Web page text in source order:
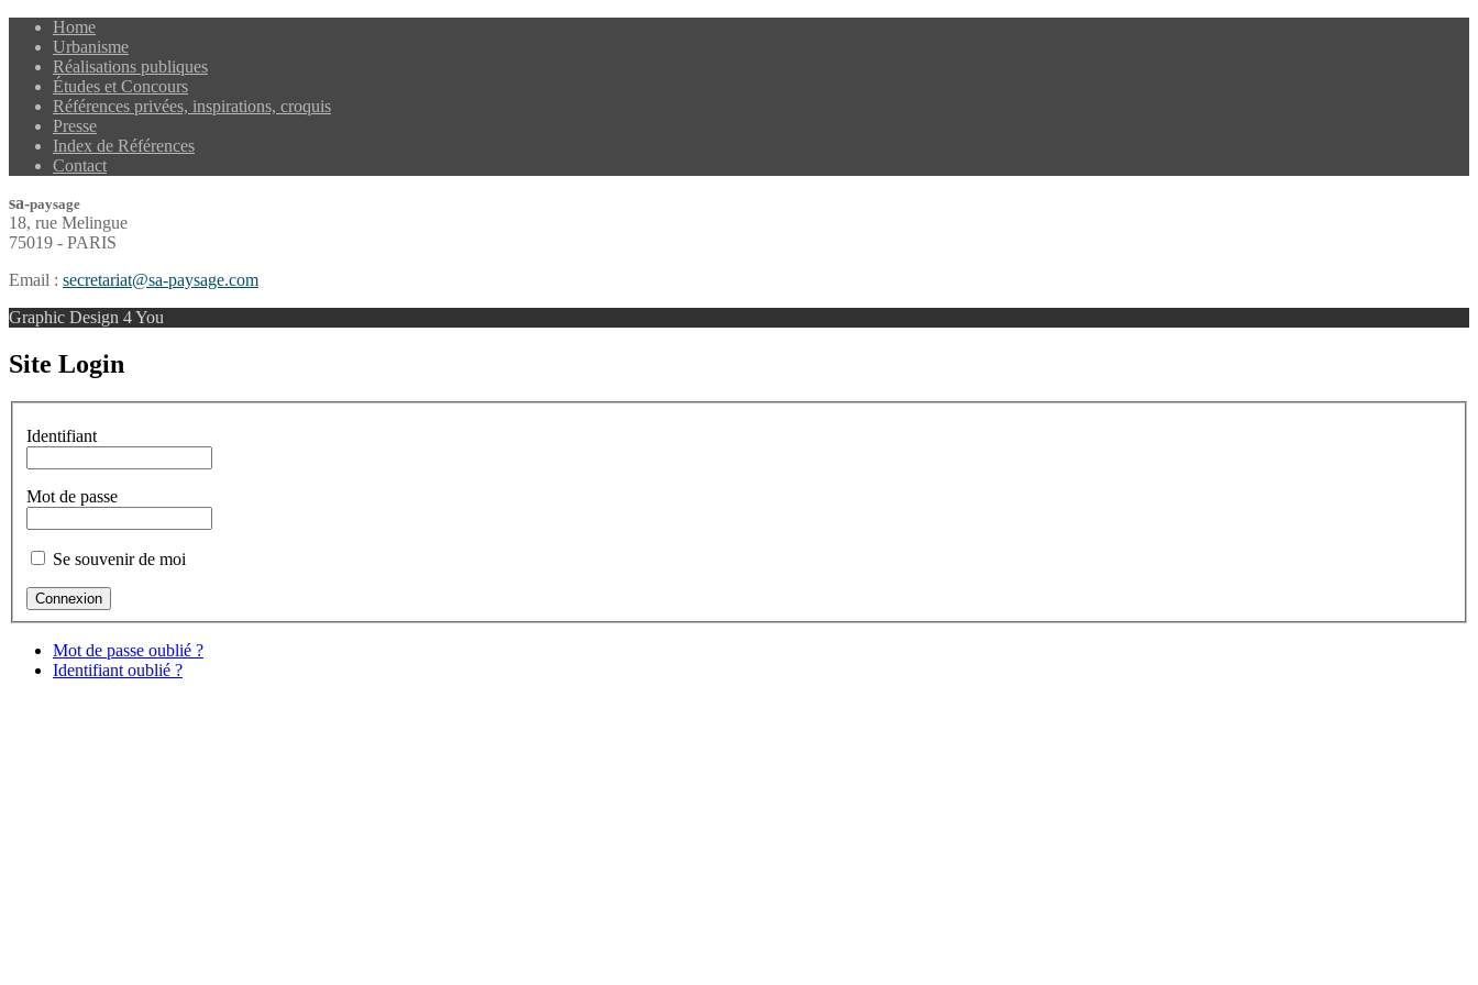
Home
Urbanisme
Réalisations publiques
Études et Concours
Références privées, inspirations, croquis
Presse
Index de Références
Contact
sa-paysage
18, rue Melingue
75019 - PARIS
Email : secretariat@sa-paysage.com
Graphic Design 4 You
Site Login
Identifiant
Mot de passe
Se souvenir de moi
Mot de passe oublié ?
Identifiant oublié ?